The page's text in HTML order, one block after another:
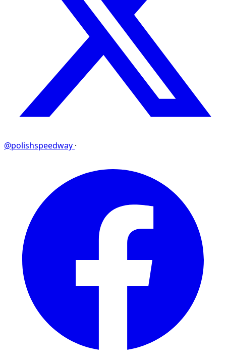
@polishspeedway ·